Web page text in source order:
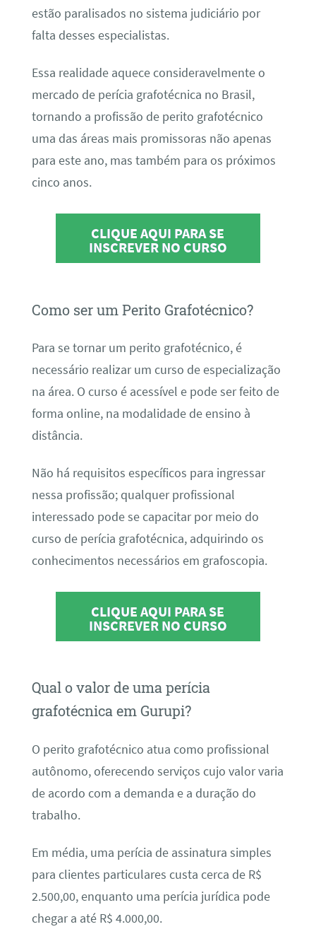
estão paralisados no sistema judiciário por
falta desses especialistas.
Essa realidade aquece consideravelmente o
mercado de perícia grafotécnica no Brasil,
tornando a profissão de perito grafotécnico
uma das áreas mais promissoras não apenas
para este ano, mas também para os próximos
cinco anos.
CLIQUE AQUI PARA SE
INSCREVER NO CURSO
Como ser um Perito Grafotécnico?
Para se tornar um perito grafotécnico, é
necessário realizar um curso de especialização
na área. O curso é acessível e pode ser feito de
forma online, na modalidade de ensino à
distância.
Não há requisitos específicos para ingressar
nessa profissão; qualquer profissional
interessado pode se capacitar por meio do
curso de perícia grafotécnica, adquirindo os
conhecimentos necessários em grafoscopia.
CLIQUE AQUI PARA SE
INSCREVER NO CURSO
Qual o valor de uma perícia
grafotécnica em Gurupi?
O perito grafotécnico atua como profissional
autônomo, oferecendo serviços cujo valor varia
de acordo com a demanda e a duração do
trabalho.
Em média, uma perícia de assinatura simples
para clientes particulares custa cerca de R$
2.500,00, enquanto uma perícia jurídica pode
chegar a até R$ 4.000,00.